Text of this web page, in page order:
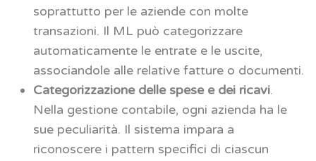
soprattutto per le aziende con molte
transazioni. Il ML può categorizzare
automaticamente le entrate e le uscite,
associandole alle relative fatture o documenti.
Categorizzazione delle spese e dei ricavi.
Nella gestione contabile, ogni azienda ha le
sue peculiarità. Il sistema impara a
riconoscere i pattern specifici di ciascun